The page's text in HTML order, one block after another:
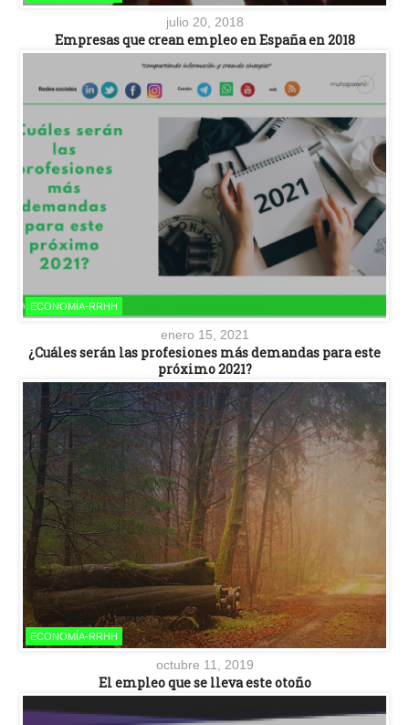
julio 20, 2018
Empresas que crean empleo en España en 2018
ECONOMÍA-RRHH
enero 15, 2021
¿Cuáles serán las profesiones más demandas para este
próximo 2021?
ECONOMÍA-RRHH
octubre 11, 2019
El empleo que se lleva este otoño